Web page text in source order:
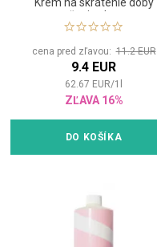
Krém na skrátenie doby
sušenia vlasov
cena pred zľavou:11.2 EUR
9.4 EUR
62.67 EUR/1
ZĽAVA 16%
DO KOŠÍKA